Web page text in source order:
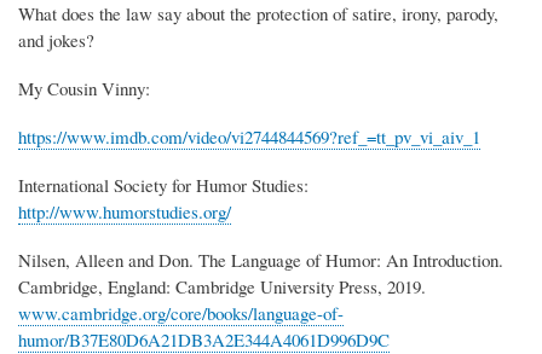
What does the law say about the protection of satire, irony, parody,
and jokes?
My Cousin Vinny:
https://www.imdb.com/video/vi2744844569?ref_=tt_pv_vi_aiv_1
International Society for Humor Studies:
http://www.humorstudies.org/
Nilsen, Alleen and Don. The Language of Humor: An Introduction.
Cambridge, England: Cambridge University Press, 2019.
www.cambridge.org/core/books/language-of-
humor/B37E80D6A21DB3A2E344A4061D996D9C